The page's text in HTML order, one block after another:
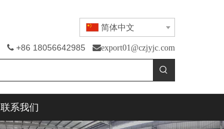
简体中文
 +86 18056642985 export01@czjyjc.com
联系我们